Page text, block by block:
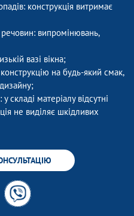
конструкція витримає
речовин: випромінювань,
вазі вікна;
на будь-який смак,
складі матеріалу відсутні
не виділяє шкідливих